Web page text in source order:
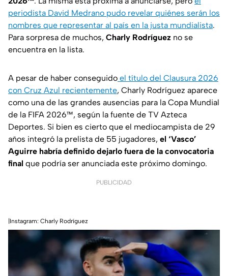
periodista David Medrano pudo revelar quiénes serán los
nombres que representar al país en la justa mundialista.
Para sorpresa de muchos, Charly Rodríguez no se
encuentra en la lista.
A pesar de haber conseguido el título del Clausura 2026
con Cruz Azul recientemente, Charly Rodríguez aparece
como una de las grandes ausencias para la Copa Mundial
de la FIFA 2026™, según la fuente de TV Azteca
Deportes. Si bien es cierto que el mediocampista de 29
años integró la prelista de 55 jugadores, el ‘Vasco’
Aguirre habría definido dejarlo fuera de la convocatoria
final que podría ser anunciada este próximo domingo.
PUBLICIDAD
|Instagram: Charly Rodríguez